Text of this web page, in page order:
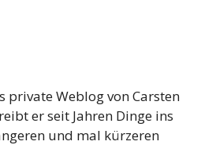
private Weblog von Carsten
er seit Jahren Dinge ins
und mal kürzeren